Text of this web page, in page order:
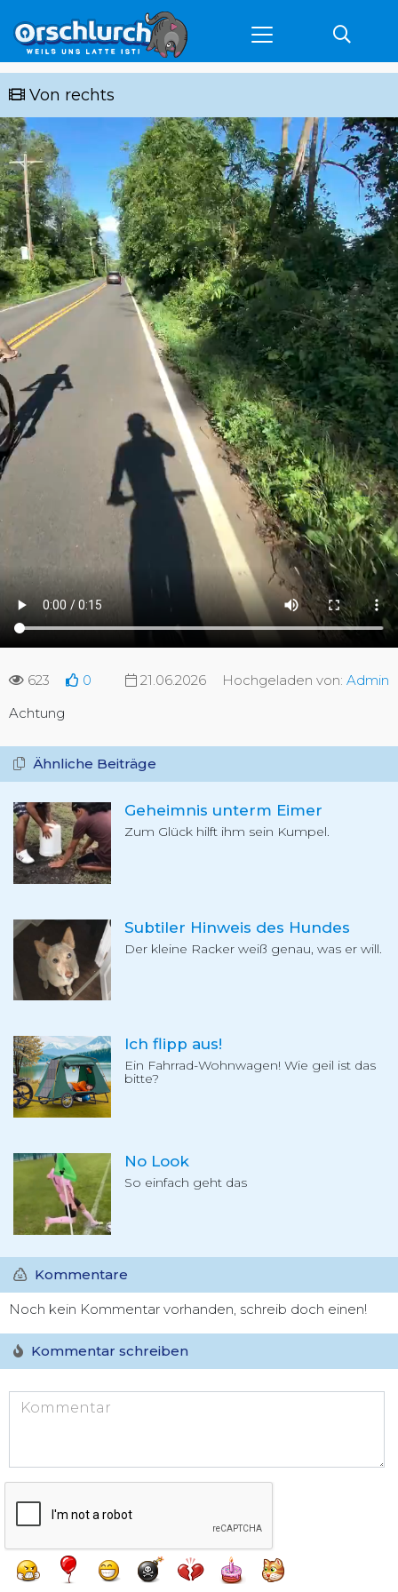
Von rechts
623 0 21.06.2026 Hochgeladen von: Admin
Achtung
Ähnliche Beiträge
Geheimnis unterm Eimer
Zum Glück hilft ihm sein Kumpel.
Subtiler Hinweis des Hundes
Der kleine Racker weiß genau, was er will.
Ich flipp aus!
Ein Fahrrad-Wohnwagen! Wie geil ist das
bitte?
No Look
So einfach geht das
Kommentare
Noch kein Kommentar vorhanden, schreib doch einen!
Kommentar schreiben